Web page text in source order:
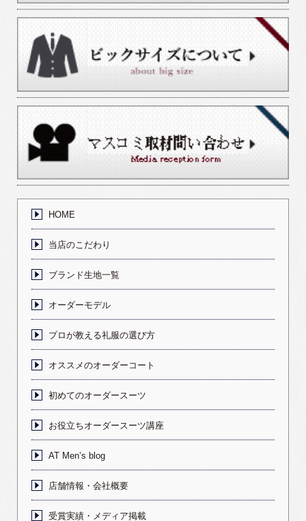
HOME
当店のこだわり
ブランド生地一覧
オーダーモデル
プロが教える礼服の選び方
オススメのオーダーコート
初めてのオーダースーツ
お役立ちオーダースーツ講座
AT Men’s blog
店舗情報・会社概要
受賞実績・メディア掲載